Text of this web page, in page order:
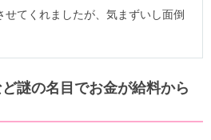
てくれましたが、気まずいし面倒
謎の名目でお金が給料から